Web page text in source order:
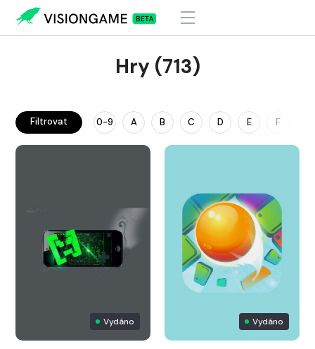
Hry (713)
Filtrovat 0-9 A B C D E F
Vydáno Vydáno